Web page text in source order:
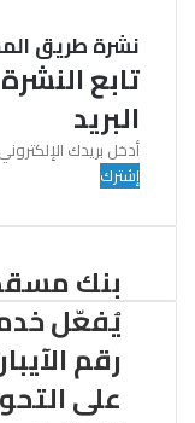
نشرة طريق
تابع
البريد
أ
د
ل
ي بنك
يُفعّل
رقم
على